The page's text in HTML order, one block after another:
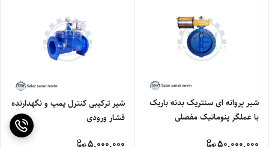
شیر پروانه ای سنتریک بدنه باریک
با عملگر پنوماتیک مفصلی
شیر ترکیبی کنترل پمپ و نگهدارنده
فشار ورودی